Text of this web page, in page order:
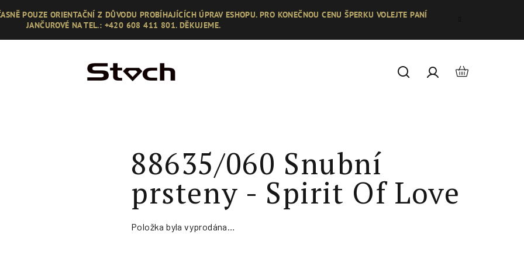
POUZE ORIENTAČNÍ Z DŮVODU PROBÍHAJÍCÍCH ÚPRAV ESHOPU. PRO KONEČNOU CENU ŠPERKU VOLEJTE PANÍ
JANČUROVÉ NA TEL.: +420 608 411 801. DĚKUJEME.
HledatPřihlášení
Nákupní
88635/060 Snubní
prsteny - Spirit Of Love
Položka byla vyprodána…